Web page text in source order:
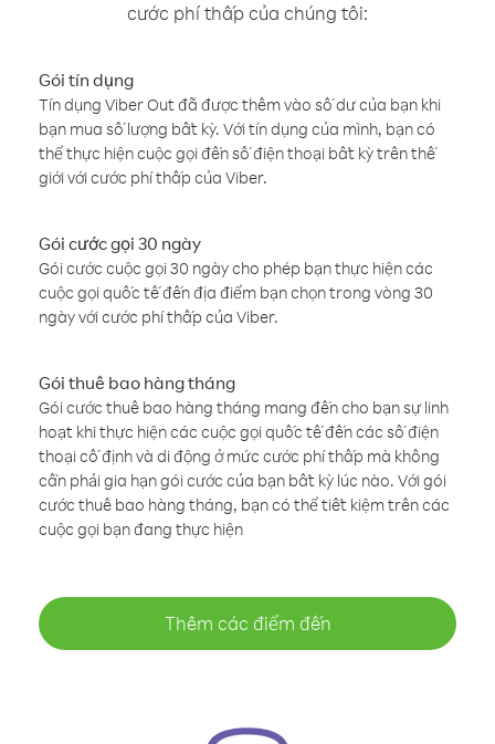
cước phí thấp của chúng tôi:
Gói tín dụng
Tín dụng Viber Out đã được thêm vào số dư của bạn khi
bạn mua số lượng bất kỳ. Với tín dụng của mình, bạn có
thể thực hiện cuộc gọi đến số điện thoại bất kỳ trên thế
giới với cước phí thấp của Viber.
Gói cước gọi 30 ngày
Gói cước cuộc gọi 30 ngày cho phép bạn thực hiện các
cuộc gọi quốc tế đến địa điểm bạn chọn trong vòng 30
ngày với cước phí thấp của Viber.
Gói thuê bao hàng tháng
Gói cước thuê bao hàng tháng mang đến cho bạn sự linh
hoạt khi thực hiện các cuộc gọi quốc tế đến các số điện
thoại cố định và di động ở mức cước phí thấp mà không
cần phải gia hạn gói cước của bạn bất kỳ lúc nào. Với gói
cước thuê bao hàng tháng, bạn có thể tiết kiệm trên các
cuộc gọi bạn đang thực hiện
Thêm các điểm đến